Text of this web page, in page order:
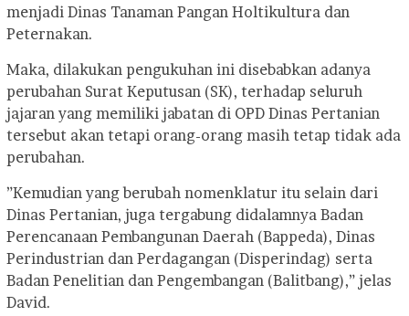
menjadi Dinas Tanaman Pangan Holtikultura dan
Peternakan.
Maka, dilakukan pengukuhan ini disebabkan adanya
perubahan Surat Keputusan (SK), terhadap seluruh
jajaran yang memiliki jabatan di OPD Dinas Pertanian
tersebut akan tetapi orang-orang masih tetap tidak ada
perubahan.
”Kemudian yang berubah nomenklatur itu selain dari
Dinas Pertanian, juga tergabung didalamnya Badan
Perencanaan Pembangunan Daerah (Bappeda), Dinas
Perindustrian dan Perdagangan (Disperindag) serta
Badan Penelitian dan Pengembangan (Balitbang),” jelas
David.